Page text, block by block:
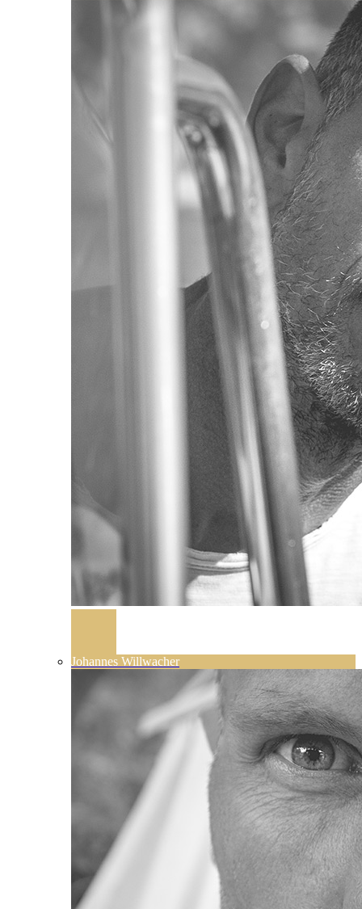
Johannes Willwacher